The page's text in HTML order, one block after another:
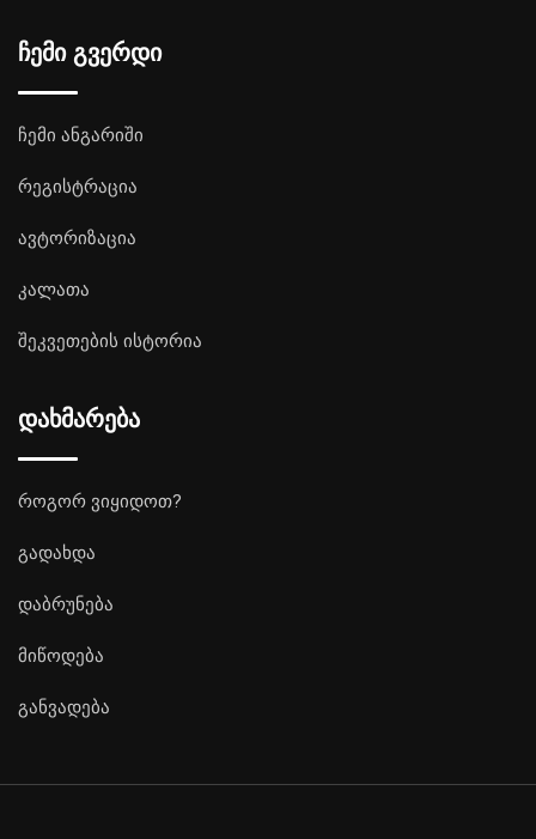
ჩემი გვერდი
ჩემი ანგარიში
რეგისტრაცია
ავტორიზაცია
კალათა
შეკვეთების ისტორია
დახმარება
როგორ ვიყიდოთ?
გადახდა
დაბრუნება
მიწოდება
განვადება